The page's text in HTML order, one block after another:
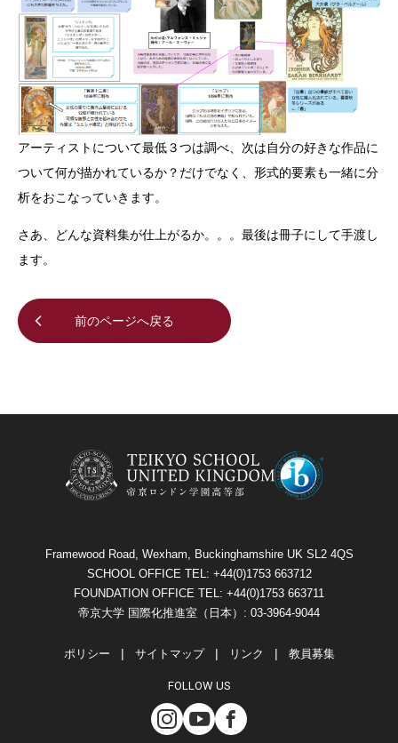
アーティストについて最低３つは調べ、次は自分の好きな作品に
ついて何が描かれているか？だけでなく、形式的要素も一緒に分
析をおこなっていきます。
さあ、どんな資料集が仕上がるか。。。最後は冊子にして手渡し
ます。
前のページへ戻る
Framewood Road, Wexham, Buckinghamshire UK SL2 4QS
SCHOOL OFFICE TEL: +44(0)1753 663712
FOUNDATION OFFICE TEL: +44(0)1753 663711
帝京大学 国際化推進室（日本）: 03-3964-9044
ポリシー サイトマップ リンク 教員募集
FOLLOW US